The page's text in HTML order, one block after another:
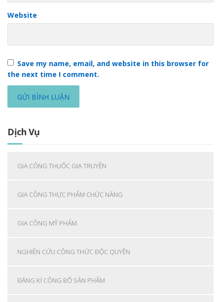
Website
Save my name, email, and website in this browser for
the next time I comment.
Dịch Vụ
GIA CÔNG THUỐC GIA TRUYỀN
GIA CÔNG THỰC PHẨM CHỨC NĂNG
GIA CÔNG MỸ PHẨM
NGHIÊN CỨU CÔNG THỨC ĐỘC QUYỀN
ĐĂNG KÍ CÔNG BỐ SẢN PHẨM